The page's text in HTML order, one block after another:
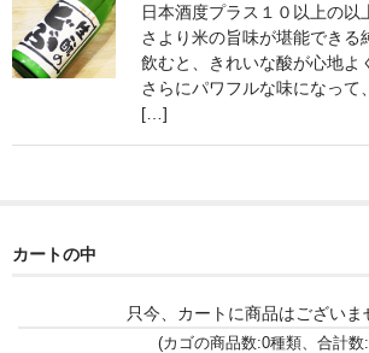
田从･月下の舞 舞鶴酒造（秋田県横手市
綿屋 金の井酒造（宮城県栗原市）
神亀 神亀酒造（埼玉県蓮田市）
長珍 長珍酒造（愛知県津島市）
日本酒度プラス１０以上の以
さより米の旨味が堪能できる
飲むと、きれいな酸が心地よ
さらにパワフルな味になって
[…]
カートの中
只今、カートに商品はございま
(カゴの商品数:0種類、合計数